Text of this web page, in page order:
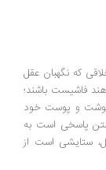
نگهبان عقل
باشند؛
پوست خود
است به
است از